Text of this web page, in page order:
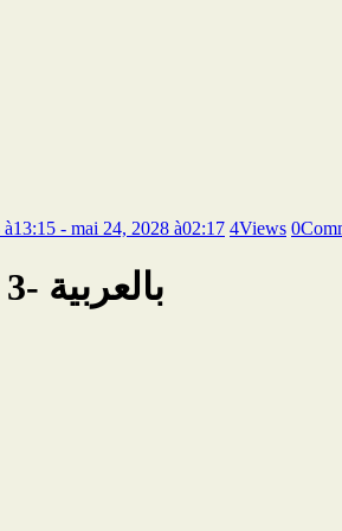
- mai 24, 2028 à02:17 4Views 0
JUMU'AH 3- بالعربية